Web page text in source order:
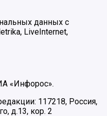
данных с
LiveInternet,
«Инфорос».
117218, Россия,
д.13, кор. 2